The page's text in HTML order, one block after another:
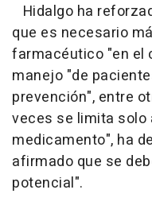
Hidalgo ha
que es necesario
farmacéutico "en el
manejo "de
prevención", entre
veces se limita solo
medicamento", ha
afirmado que se
potencial".